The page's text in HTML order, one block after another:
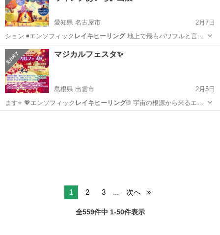
愛知県 名古屋市
2月7日
ション ◾️エンソフィック レイキヒーリング地上で最もパワフルと言わ
れる…
愛知 名古屋市 モダンミステリースクール
マジカルフェスタ✨
島根県 出雲市
2月5日
ます⭐️ 💖エンソフィック レイキヒーリング®︎ 宇宙の根源から来るエネ
ル…
1 2 3 ... 次へ
全559件中 1-50件表示